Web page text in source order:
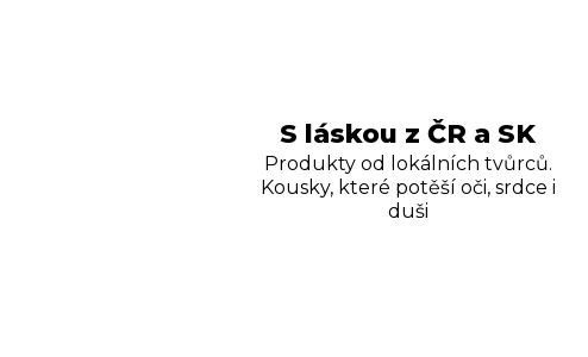
S láskou z ČR a SK
Produkty od lokálních tvůrců.
Kousky, které potěší oči, srdce i
duši